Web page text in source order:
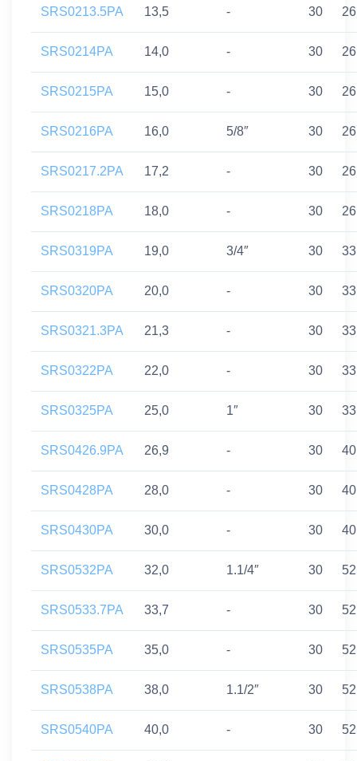
SRS0213.5PA 13,5 - 30 26
SRS0214PA 14,0 - 30 26
SRS0215PA 15,0 - 30 26
SRS0216PA 16,0 5/8″ 30 26
SRS0217.2PA 17,2 - 30 26
SRS0218PA 18,0 - 30 26
SRS0319PA 19,0 3/4″ 30 33
SRS0320PA 20,0 - 30 33
SRS0321.3PA 21,3 - 30 33
SRS0322PA 22,0 - 30 33
SRS0325PA 25,0 1″ 30 33
SRS0426.9PA 26,9 - 30 40
SRS0428PA 28,0 - 30 40
SRS0430PA 30,0 - 30 40
SRS0532PA 32,0 1.1/4″ 30 52
SRS0533.7PA 33,7 - 30 52
SRS0535PA 35,0 - 30 52
SRS0538PA 38,0 1.1/2″ 30 52
SRS0540PA 40,0 - 30 52